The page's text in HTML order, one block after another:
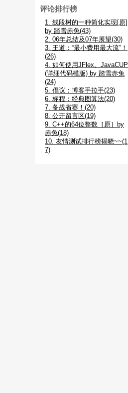
评论排行榜
1. 线段树的一种简化实现[原]
by 踏雪赤兔(43)
2. 06年总结及07年展望(30)
3. 王道：“最小费用最大流”！
(26)
4. 如何使用JFlex、JavaCUP
(详细代码模版) by 踏雪赤兔
(24)
5. 倡议：博客手拉手(23)
6. 标程：经典图算法(20)
7. 备战省赛！(20)
8. 公开留言区(19)
9. C++的64位整数［原］by
赤兔(18)
10. 友情测试排行榜揭晓~~(1
7)